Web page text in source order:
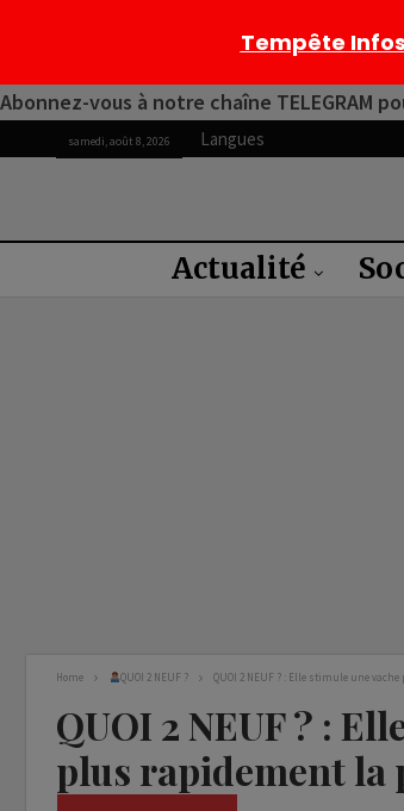
Abonnez-vous à notre chaîne TELEGRAM
samedi, août 8, 2026 Langues
Actualité
Home QUOI 2 NEUF ? QUOI 2 NEUF ? : Elle stimule une
QUOI 2 NEUF ? :
plus rapidement
Tempête Infos